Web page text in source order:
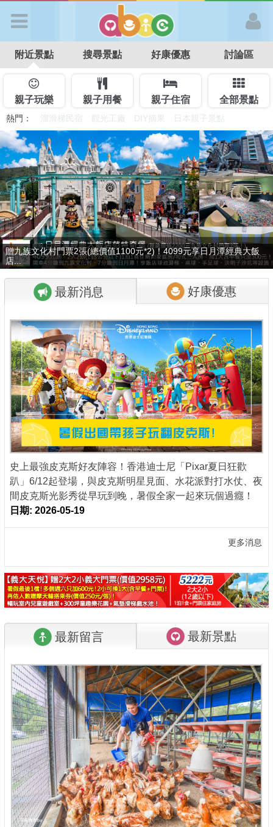
APP登入
首 頁
搜尋景點
好康優惠
最新消息
最新留言
商家合作
推薦景點
討論區
聯絡我們
APP下載
附近景點 搜尋景點 好康優惠 討論區
親子玩樂 親子用餐 親子住宿 全部景點
熱門： 溜滑梯民宿 觀光工廠 DIY摘果
日本親子景點
特色遊戲場
親子住房優惠 台北親子餐廳 溫泉泡湯SPA
最後2天，要訂要快！捷絲旅-宜蘭礁溪館3099元起享2大1幼1泊1食住
雙人...
贈九族文化村門票2張(總價值1100元*2)！4099元享日月潭經典大飯
店...
最新消息 好康優惠
史上最強皮克斯好友陣容！香港迪士尼「Pixar夏日狂歡
趴」6/12起登場，與皮克斯明星見面、水花派對打水仗、夜
間皮克斯光影秀從早玩到晚，暑假全家一起來玩個過癮！
日期: 2026-05-19
更多消息
最新留言 最新景點